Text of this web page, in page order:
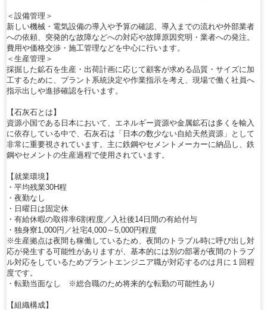
＜設備管理＞
新しい機械・電気設備の導入や予算の確認、導入までの流れや外部業者
への依頼、突発的な故障などへの対応や故障原因究明・業者への発注。
費用や価格交渉・施工管理などを中心に行います。
＜生産管理＞
採掘した鉱石を生産・出荷計画に応じて顧客が求める品質・サイズに加
工するために、プラント系統決定や作業指示を考え、現場で働く社員へ
指示出しや進捗確認を行います。
【石灰石とは】
資源小国である日本において、エネルギー資源や金属鉱石は多くを輸入
に依存している中で、石灰石は「日本の数少ない自給天然資源」として
非常に重要視されています。主に鉄鋼やセメントメーカーに納品し、鉄
鋼やセメントの生産過程で使用されています。
【就業環境】
・平均残業30H程
・夜勤なし
・日曜日は固定休
・有給休暇の取得率6割程度／入社後14日間の有給付与
・独身寮1,000円／社宅4,000～5,000円程度
※生産拠点は夜間も稼働しているため、夜間のトラブル時に呼び出し対
応が発生する可能性がありますが、基本的には別の部署が夜間のトラブ
ル対応をしているためプラントエンジニア職が対応するのは月に１回程
度です。
・転勤当面なし ※総合職のため将来的な転勤の可能性あり
【組織構成】